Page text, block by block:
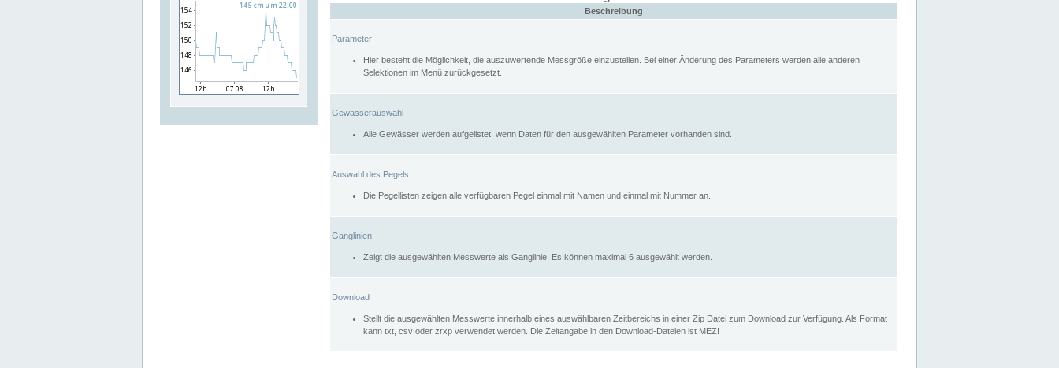
Beschreibung
Parameter
Hier besteht die Möglichkeit, die auszuwertende Messgröße einzustellen. Bei einer Änderung des Parameters werden alle anderen
Selektionen im Menü zurückgesetzt.
Gewässerauswahl
Alle Gewässer werden aufgelistet, wenn Daten für den ausgewählten Parameter vorhanden sind.
Auswahl des Pegels
Die Pegellisten zeigen alle verfügbaren Pegel einmal mit Namen und einmal mit Nummer an.
Ganglinien
Zeigt die ausgewählten Messwerte als Ganglinie. Es können maximal 6 ausgewählt werden.
Download
Stellt die ausgewählten Messwerte innerhalb eines auswählbaren Zeitbereichs in einer Zip Datei zum Download zur Verfügung. Als Format
kann txt, csv oder zrxp verwendet werden. Die Zeitangabe in den Download-Dateien ist MEZ!